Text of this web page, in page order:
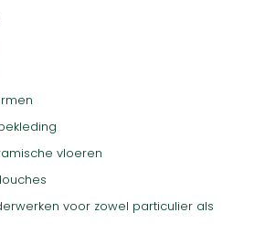
vloeren
voor zowel particulier als